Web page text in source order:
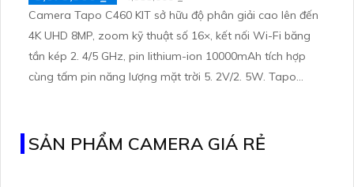
Camera Tapo C460 KIT sở hữu độ phân giải cao lên đến
4K UHD 8MP, zoom kỹ thuật số 16×, kết nối Wi-Fi băng
tần kép 2. 4/5 GHz, pin lithium-ion 10000mAh tích hợp
cùng tấm pin năng lượng mặt trời 5. 2V/2. 5W. Tapo
SẢN PHẨM CAMERA GIÁ RẺ